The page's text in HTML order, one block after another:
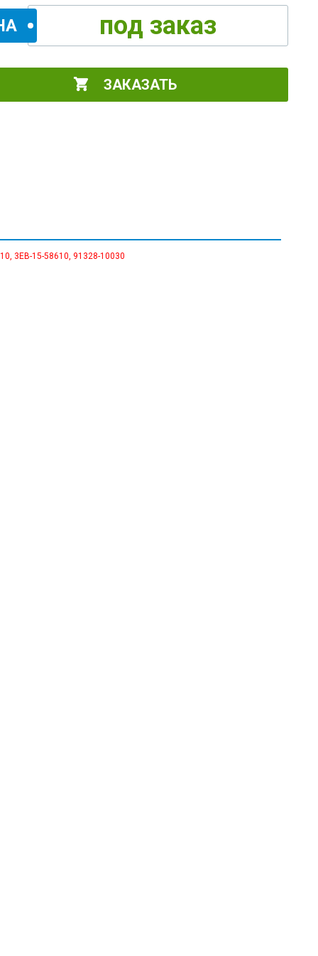
под заказ
ЗАКАЗАТЬ
3EB-15-58610, 91328-10030